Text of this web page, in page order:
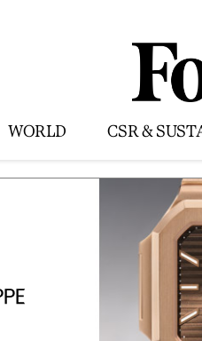
WORLD CSR &